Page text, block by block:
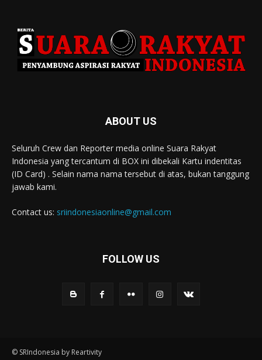
ABOUT US
Seluruh Crew dan Reporter media online Suara Rakyat
Indonesia yang tercantum di BOX ini dibekali Kartu indentitas
(ID Card) . Selain nama nama tersebut di atas, bukan tanggung
jawab kami.
Contact us: sriindonesiaonline@gmail.com
FOLLOW US
© SRIndonesia by Reartivity